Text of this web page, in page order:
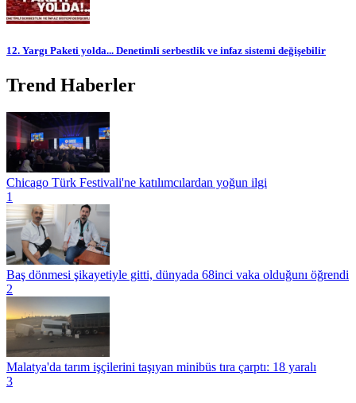
12. Yargı Paketi yolda... Denetimli serbestlik ve infaz sistemi değişebilir
Trend Haberler
Chicago Türk Festivali'ne katılımcılardan yoğun ilgi
1
Baş dönmesi şikayetiyle gitti, dünyada 68inci vaka olduğunı öğrendi
2
Malatya'da tarım işçilerini taşıyan minibüs tıra çarptı: 18 yaralı
3